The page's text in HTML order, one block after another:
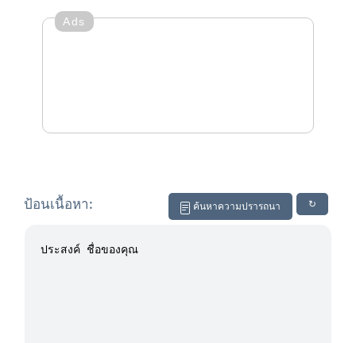
Ads
↻
ค้นหาความปรารถนา
ป้อนเนื้อหา: